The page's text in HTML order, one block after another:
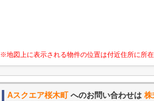
※地図上に表示される物件の位置は付近住所に所
Aスクエア桜木町へのお問い合わせは 株